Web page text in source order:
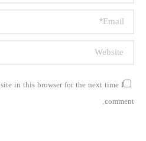
Email *
Website
in this browser for the next time I
comment.